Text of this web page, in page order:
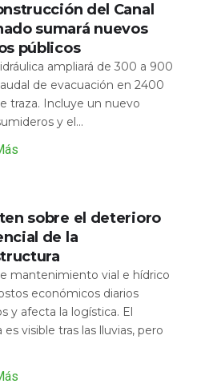
del Canal
sumará nuevos
públicos
ampliará de 300 a 900
de evacuación en 2400
traza. Incluye un nuevo
y el...
sobre el deterioro
de la
mantenimiento vial e hídrico
económicos diarios
y afecta la logística. El
visible tras las lluvias, pero